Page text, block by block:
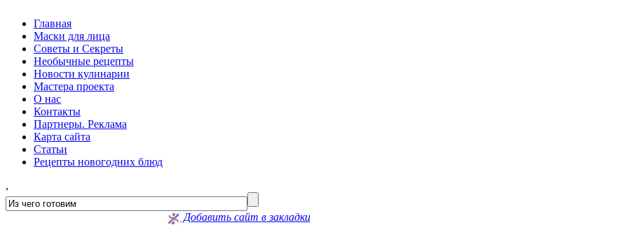
Главная
Маски для лица
Советы и Секреты
Необычные рецепты
Новости кулинарии
Мастера проекта
О нас
Контакты
Партнеры. Реклама
Карта сайта
Статьи
Рецепты новогодних блюд
,
Добавить сайт в закладки